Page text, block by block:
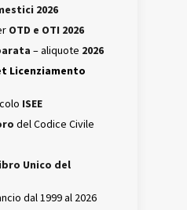
2026
OTD e OTI 2026
– aliquote 2026
Licenziamento
ISEE
del Codice Civile
Unico del
dal 1999 al 2026